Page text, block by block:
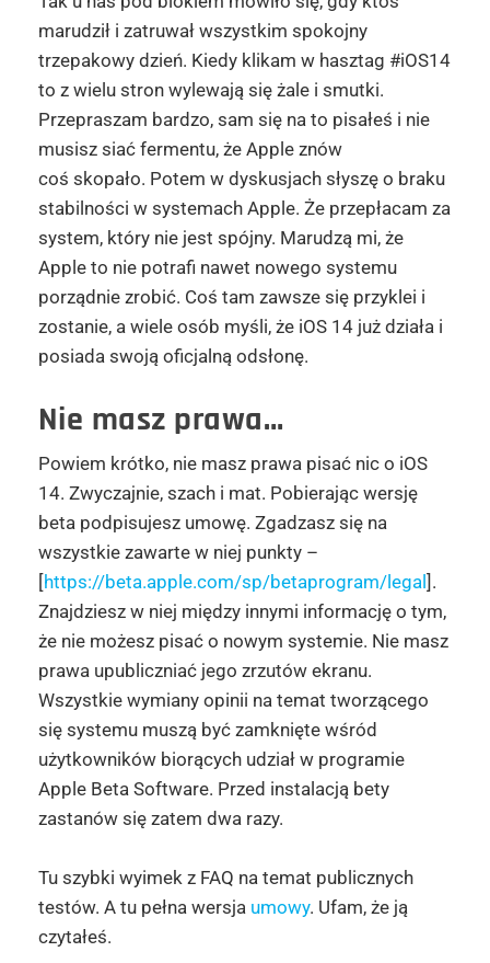
marudził i zatruwał wszystkim spokojny
trzepakowy dzień. Kiedy klikam w hasztag #iOS14
to z wielu stron wylewają się żale i smutki.
Przepraszam bardzo, sam się na to pisałeś i nie
musisz siać fermentu, że Apple znów
coś skopało. Potem w dyskusjach słyszę o braku
stabilności w systemach Apple. Że przepłacam za
system, który nie jest spójny. Marudzą mi, że
Apple to nie potrafi nawet nowego systemu
porządnie zrobić. Coś tam zawsze się przyklei i
zostanie, a wiele osób myśli, że iOS 14 już działa i
posiada swoją oficjalną odsłonę.
Nie masz prawa…
Powiem krótko, nie masz prawa pisać nic o iOS
14. Zwyczajnie, szach i mat. Pobierając wersję
beta podpisujesz umowę. Zgadzasz się na
wszystkie zawarte w niej punkty –
[https://beta.apple.com/sp/betaprogram/legal].
Znajdziesz w niej między innymi informację o tym,
że nie możesz pisać o nowym systemie. Nie masz
prawa upubliczniać jego zrzutów ekranu.
Wszystkie wymiany opinii na temat tworzącego
się systemu muszą być zamknięte wśród
użytkowników biorących udział w programie
Apple Beta Software. Przed instalacją bety
zastanów się zatem dwa razy.
Tu szybki wyimek z FAQ na temat publicznych
testów. A tu pełna wersja umowy. Ufam, że ją
czytałeś.